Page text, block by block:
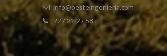
info@oesteingenieria.com
927 21 27 58